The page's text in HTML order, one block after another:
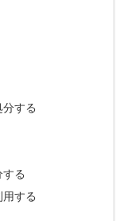
する
る
する